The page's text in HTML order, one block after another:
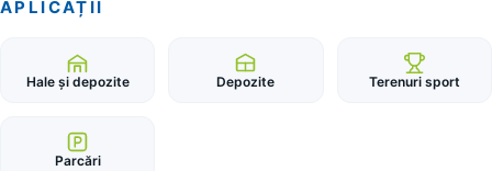
APLICAȚII
Hale și depozite Depozite Terenuri sport
Parcări